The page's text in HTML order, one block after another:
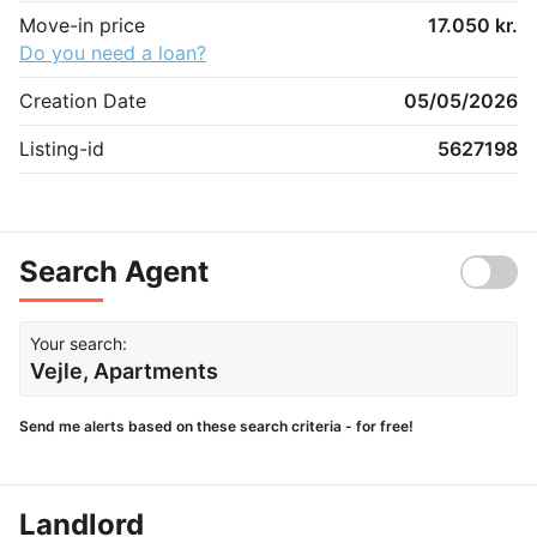
Move-in price
17.050 kr.
Do you need a loan?
Creation Date
05/05/2026
Listing-id
5627198
Search Agent
Your search:
Vejle, Apartments
Send me alerts based on these search criteria - for free!
Landlord